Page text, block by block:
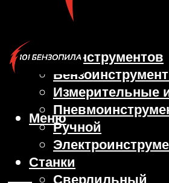
Виды инструментов
Измерительные
Ручной
Станки
Сверлильный
Меню